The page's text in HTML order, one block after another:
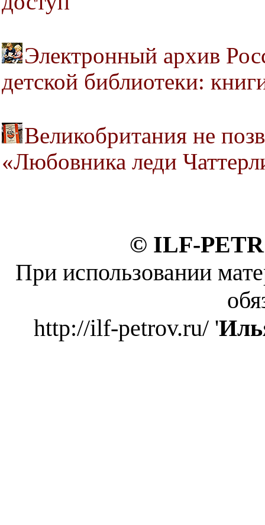
Электронный архив
детской библиотеки:
Великобритания не
«Любовника леди
© ILF-
При использовании
http://ilf-petrov.ru/ '